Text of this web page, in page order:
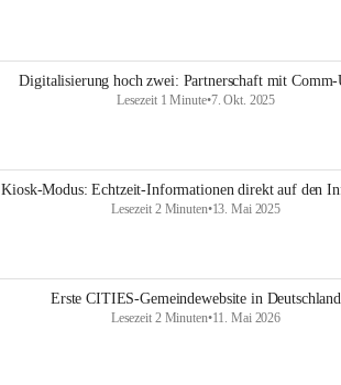
Digitalisierung hoch zwei: Partnerschaft mit
Lesezeit 1 Minute•7. Okt. 2025
Kiosk-Modus: Echtzeit-Informationen direkt auf den
Lesezeit 2 Minuten•13. Mai 2025
Erste CITIES-Gemeindewebsite in Deutschland
Lesezeit 2 Minuten•11. Mai 2026